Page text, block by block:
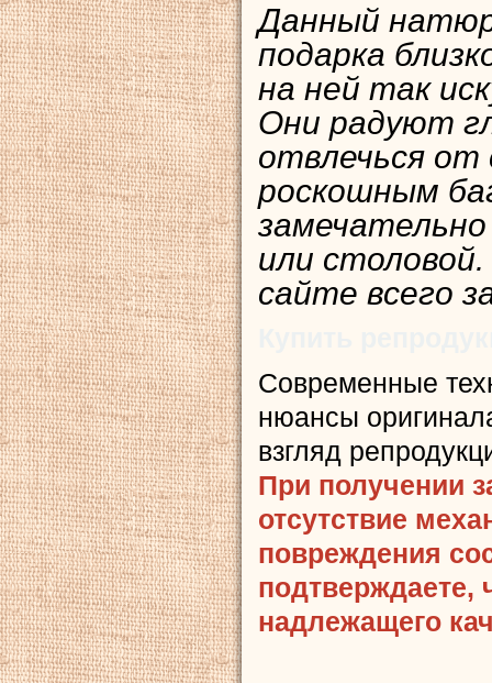
Данный
подарка
на ней так
Они радуют
отвлечься от
роскошным
или
сайте всего
Современные
нюансы
взгляд
При получении
отсутствие
повреждения
подтверждаете,
надлежащего